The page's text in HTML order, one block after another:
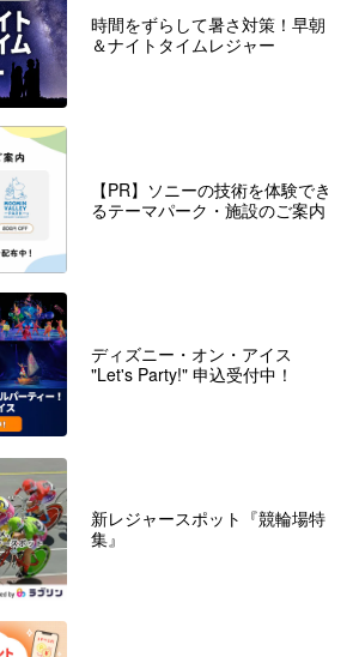
時間をずらして暑さ対策！早朝
＆ナイトタイムレジャー
【PR】ソニーの技術を体験でき
るテーマパーク・施設のご案内
ディズニー・オン・アイス
"Let's Party!" 申込受付中！
新レジャースポット『競輪場特
集』